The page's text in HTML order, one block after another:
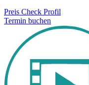
Preis Check Profil
Termin buchen